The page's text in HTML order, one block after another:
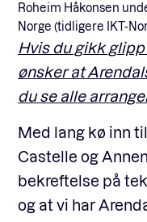
Roheim Håkonsen
Norge (tidligere IKT-
Hvis du gikk
ønsker at
du se alle
Med lang kø inn
Castelle og
bekreftelse på
og at vi har